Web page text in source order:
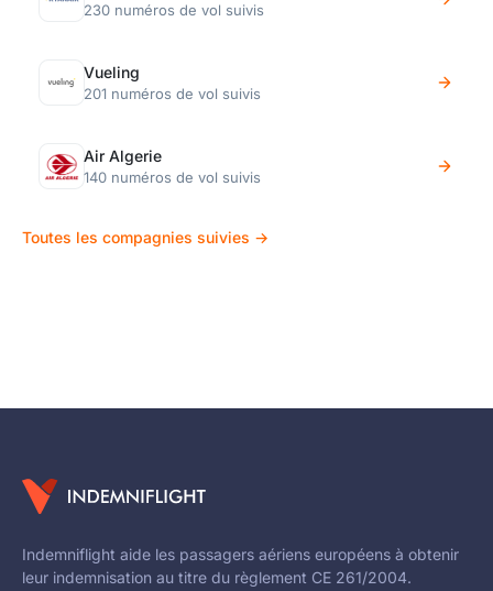
230 numéros de vol suivis
Vueling
201 numéros de vol suivis
Air Algerie
140 numéros de vol suivis
Toutes les compagnies suivies →
Indemniflight aide les passagers aériens européens à obtenir
leur indemnisation au titre du règlement CE 261/2004.